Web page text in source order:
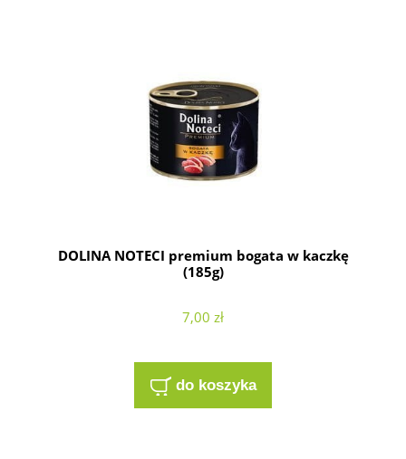
DOLINA NOTECI premium bogata w kaczkę
(185g)
7,00 zł
do koszyka